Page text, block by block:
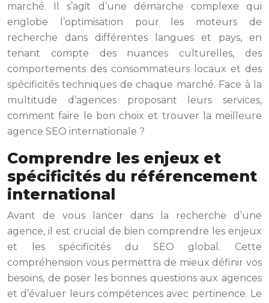
marché. Il s’agit d’une démarche complexe qui
englobe l’optimisation pour les moteurs de
recherche dans différentes langues et pays, en
tenant compte des nuances culturelles, des
comportements des consommateurs locaux et des
spécificités techniques de chaque marché. Face à la
multitude d’agences proposant leurs services,
comment faire le bon choix et trouver la meilleure
agence SEO internationale ?
Comprendre les enjeux et
spécificités du référencement
international
Avant de vous lancer dans la recherche d’une
agence, il est crucial de bien comprendre les enjeux
et les spécificités du SEO global. Cette
compréhension vous permettra de mieux définir vos
besoins, de poser les bonnes questions aux agences
et d’évaluer leurs compétences avec pertinence. Le